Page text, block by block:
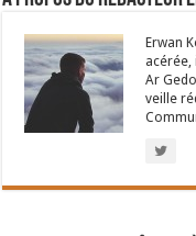
Erwan
acérée,
Ar
veille